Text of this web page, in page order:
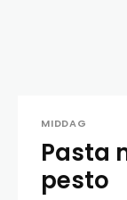
MIDDAG
Pasta
pesto